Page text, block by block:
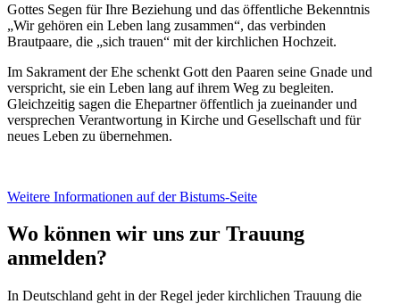
Gottes Segen für Ihre Beziehung und das öffentliche Bekenntnis
„Wir gehören ein Leben lang zusammen“, das verbinden
Brautpaare, die „sich trauen“ mit der kirchlichen Hochzeit.
Im Sakrament der Ehe schenkt Gott den Paaren seine Gnade und
verspricht, sie ein Leben lang auf ihrem Weg zu begleiten.
Gleichzeitig sagen die Ehepartner öffentlich ja zueinander und
versprechen Verantwortung in Kirche und Gesellschaft und für
neues Leben zu übernehmen.
Weitere Informationen auf der Bistums-Seite
Wo können wir uns zur Trauung
anmelden?
In Deutschland geht in der Regel jeder kirchlichen Trauung die